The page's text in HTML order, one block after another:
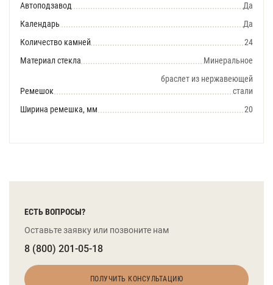
Автоподзавод
Да
Календарь
Да
Количество камней
24
Материал стекла
Минеральное
Ремешок
браслет из нержавеющей
стали
Ширина ремешка, мм
20
ЕСТЬ ВОПРОСЫ?
Оставьте заявку или позвоните нам
8 (800) 201-05-18
ПОЛУЧИТЬ КОНСУЛЬТАЦИЮ